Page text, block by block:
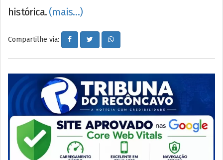
histórica. (mais…)
Compartilhe via: